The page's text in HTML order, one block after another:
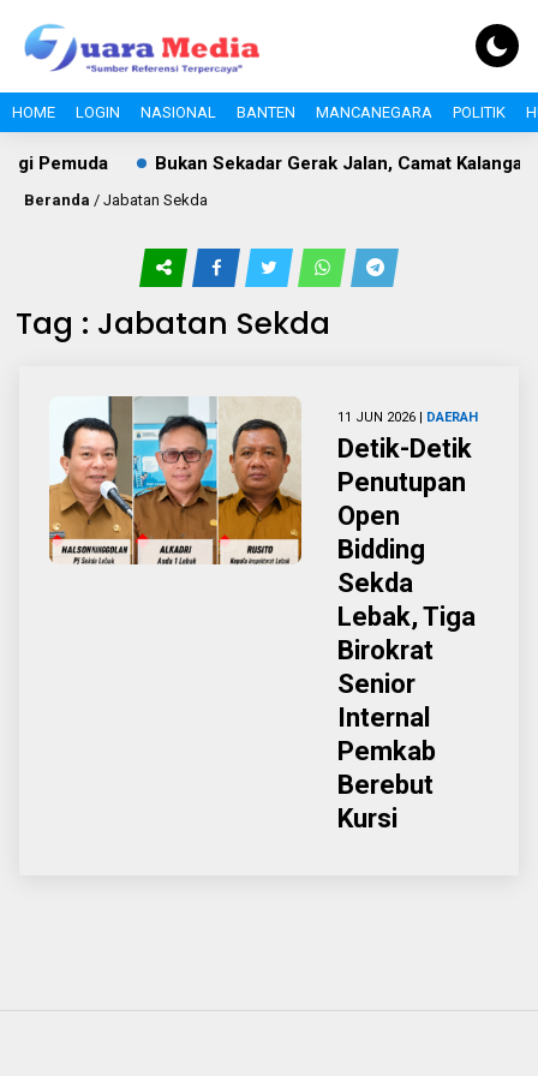
HOME LOGIN NASIONAL BANTEN MANCANEGARA POLITIK
Pemuda Bukan Sekadar Gerak Jalan, Camat
Beranda / Jabatan Sekda
Tag : Jabatan Sekda
11 JUN 2026 | DAERAH
Detik-Detik
Penutupan
Open
Bidding
Sekda
Lebak, Tiga
Birokrat
Senior
Internal
Pemkab
Berebut
Kursi